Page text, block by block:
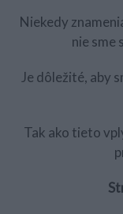
Niekedy
nie sme
Je dôležité, aby
Tak ako tieto